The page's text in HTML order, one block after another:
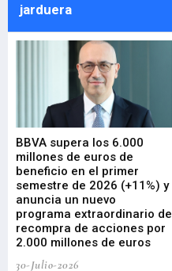
jarduera
BBVA supera los 6.000
millones de euros de
beneficio en el primer
semestre de 2026 (+11%) y
anuncia un nuevo
programa extraordinario de
recompra de acciones por
2.000 millones de euros
30-Julio-2026